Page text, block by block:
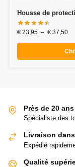
Housse de
€23,95 – €37,50
Près de 20
Spécialiste des
Livraison
Expédié
Qualité